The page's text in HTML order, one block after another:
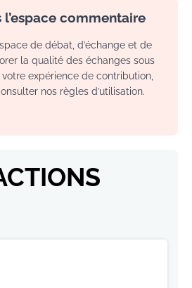
l’espace commentaire
de débat, d’échange et de
la qualité des échanges sous
expérience de contribution,
nos règles d’utilisation.